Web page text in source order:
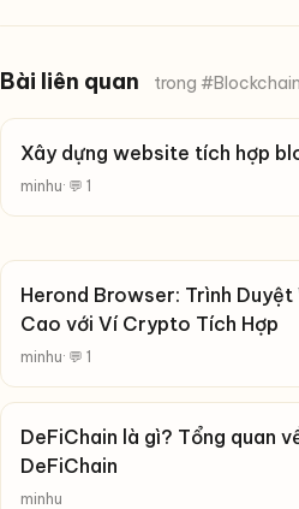
Bài liên quan trong #Blockchain
Xây dựng website tích hợp
minhu· 💬 1
Herond Browser: Trình
Cao với Ví Crypto Tích Hợp
minhu· 💬 1
DeFiChain là gì? Tổng quan
DeFiChain
minhu